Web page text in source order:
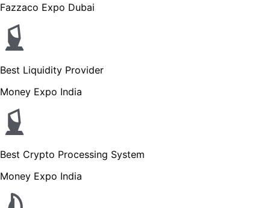
Fazzaco Expo Dubai
Best Liquidity Provider
Money Expo India
Best Crypto Processing System
Money Expo India